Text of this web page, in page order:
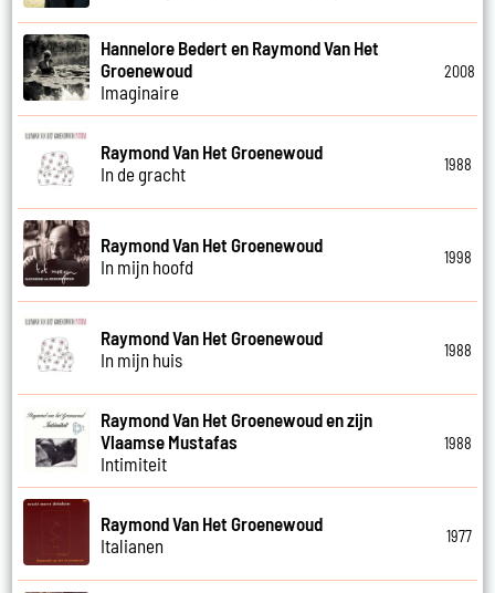
Hannelore Bedert en Raymond Van Het
Groenewoud
Imaginaire
2008
Raymond Van Het Groenewoud
In de gracht
1988
Raymond Van Het Groenewoud
In mijn hoofd
1998
Raymond Van Het Groenewoud
In mijn huis
1988
Raymond Van Het Groenewoud en zijn
Vlaamse Mustafas
Intimiteit
1988
Raymond Van Het Groenewoud
Italianen
1977